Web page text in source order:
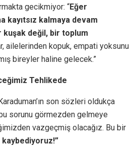
gecikmiyor: “Eğer
kayıtsız kalmaya devam
değil, bir toplum
ailelerinden kopuk, empati yoksunu
bireyler haline gelecek.”
Tehlikede
son sözleri oldukça
sorunu görmezden gelmeye
vazgeçmiş olacağız. Bu bir
kaybediyoruz!”